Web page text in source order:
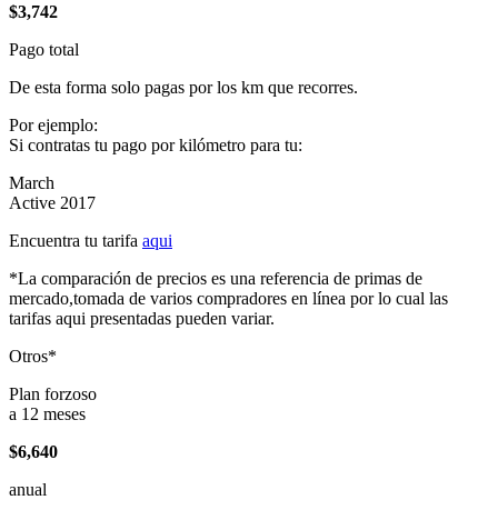
$3,742
Pago total
De esta forma solo pagas por los km que recorres.
Por ejemplo:
Si contratas tu pago por kilómetro para tu:
March
Active 2017
Encuentra tu tarifa aqui
*La comparación de precios es una referencia de primas de
mercado,tomada de varios compradores en línea por lo cual las
tarifas aqui presentadas pueden variar.
Otros*
Plan forzoso
a 12 meses
$6,640
anual